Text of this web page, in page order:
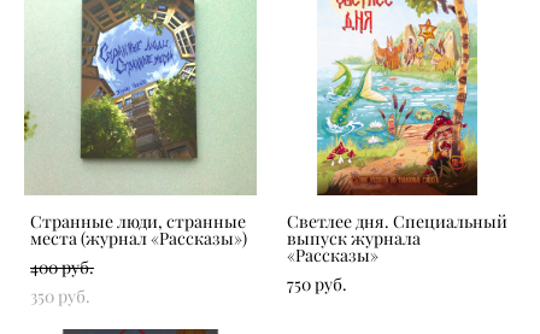
Странные люди, странные
места (журнал «Рассказы»)
400 pуб.
350 pуб.
Светлее дня. Специальный
выпуск журнала
«Рассказы»
750 pуб.